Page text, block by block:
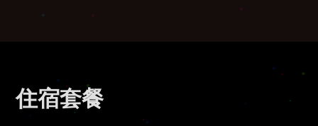
住宿套餐